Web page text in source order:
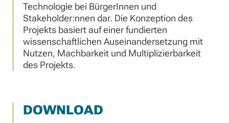
Technologie bei BürgerInnen und
Stakeholder:nnen dar. Die Konzeption des
Projekts basiert auf einer fundierten
wissenschaftlichen Auseinandersetzung mit
Nutzen, Machbarkeit und Multiplizierbarkeit
des Projekts.
DOWNLOAD